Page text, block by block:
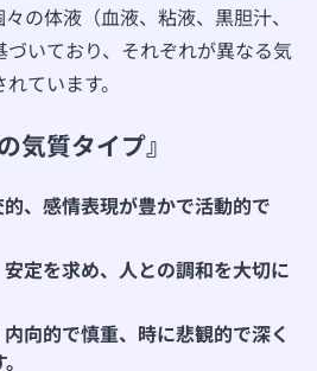
の体液（血液、粘液、黒胆汁、
いており、それぞれが異なる気
ています。
気質タイプ』
、感情表現が豊かで活動的で
定を求め、人との調和を大切に
向的で慎重、時に悲観的で深く